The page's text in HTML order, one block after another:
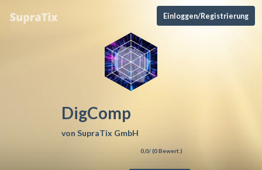
Einloggen/Registrierung
DigComp
von SupraTix GmbH
0,0/ (0Bewert.)